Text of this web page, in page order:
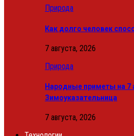
Природа
Как долго человек
7 августа, 2026
Природа
Народные приметы на 7
Зимоуказательница
7 августа, 2026